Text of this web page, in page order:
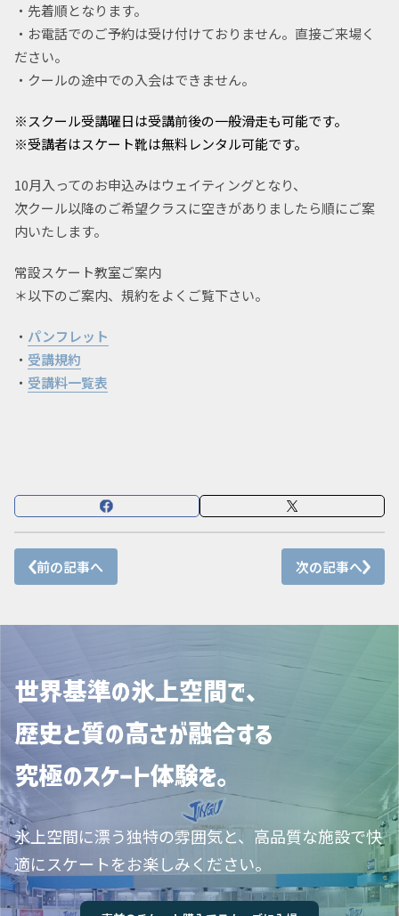
・先着順となります。
・お電話でのご予約は受け付けておりません。直接ご来場く
ださい。
・クールの途中での入会はできません。
※スクール受講曜日は受講前後の一般滑走も可能です。
※受講者はスケート靴は無料レンタル可能です。
10月入ってのお申込みはウェイティングとなり、
次クール以降のご希望クラスに空きがありましたら順にご案
内いたします。
常設スケート教室ご案内
＊以下のご案内、規約をよくご覧下さい。
・ パンフレット
・ 受講規約
・ 受講料一覧表
前の記事へ 次の記事へ
氷上空間に漂う独特の雰囲気と、高品質な施設で快
適にスケートをお楽しみください。